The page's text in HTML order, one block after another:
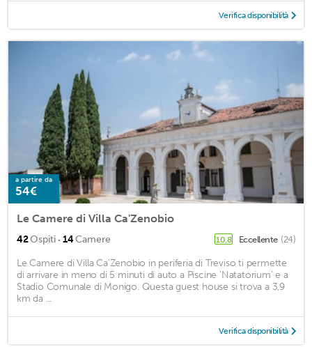
Verifica disponibilità
a partire da
54€
Le Camere di Villa Ca'Zenobio
42Ospiti · 14Camere 10,8 Eccellente (24)
Le Camere di Villa Ca'Zenobio in periferia di Treviso ti permette
di arrivare in meno di 5 minuti di auto a Piscine 'Natatorium' e a
Stadio Comunale di Monigo. Questa guest house si trova a 3,9
km da ...
Verifica disponibilità